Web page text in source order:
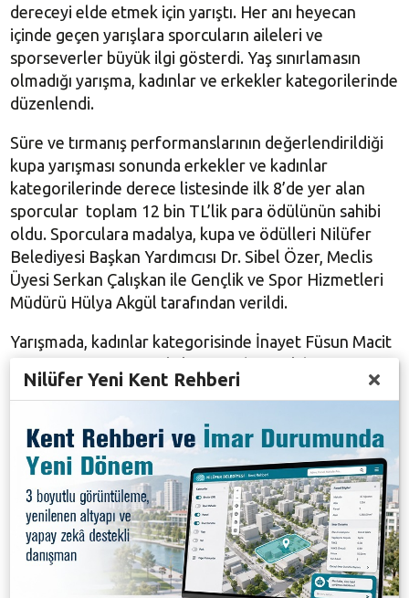
dereceyi elde etmek için yarıştı. Her anı heyecan
içinde geçen yarışlara sporcuların aileleri ve
sporseverler büyük ilgi gösterdi. Yaş sınırlamasın
olmadığı yarışma, kadınlar ve erkekler kategorilerinde
düzenlendi.
Süre ve tırmanış performanslarının değerlendirildiği
kupa yarışması sonunda erkekler ve kadınlar
kategorilerinde derece listesinde ilk 8’de yer alan
sporcular toplam 12 bin TL’lik para ödülünün sahibi
oldu. Sporculara madalya, kupa ve ödülleri Nilüfer
Belediyesi Başkan Yardımcısı Dr. Sibel Özer, Meclis
Üyesi Serkan Çalışkan ile Gençlik ve Spor Hizmetleri
Müdürü Hülya Akgül tarafından verildi.
Yarışmada, kadınlar kategorisinde İnayet Füsun Macit
olurken, erkekler kategorisinde Muhammet Ali
birinci sırada yer aldı.
Galeri
Nilüfer Yeni Kent Rehberi